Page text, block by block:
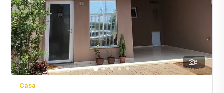
31
Casa